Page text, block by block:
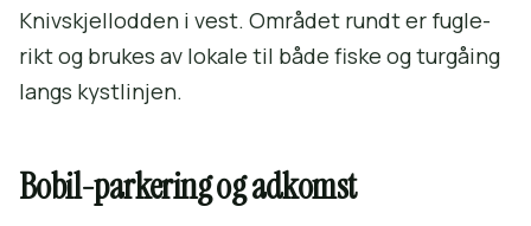
Knivskjellodden i vest. Området rundt er fugle­
rikt og brukes av lokale til både fiske og turgåing
langs kystlinjen.
Bobil-parkering og adkomst